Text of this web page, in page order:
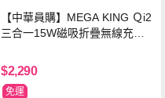
【中華員購】MEGA KING Ｑi2
三合一15W磁吸折疊無線充電
$2,290
免運